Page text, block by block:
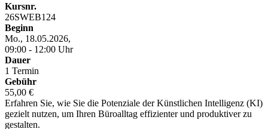
Kursnr.
26SWEB124
Beginn
Mo., 18.05.2026,
09:00 - 12:00 Uhr
Dauer
1 Termin
Gebühr
55,00 €
Erfahren Sie, wie Sie die Potenziale der Künstlichen Intelligenz (KI)
gezielt nutzen, um Ihren Büroalltag effizienter und produktiver zu
gestalten.